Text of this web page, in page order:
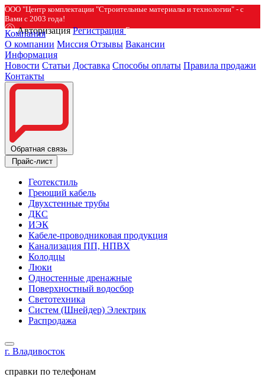
ООО "Центр комплектации "Строительные материалы и технологии" - с
Вами с 2003 года!
Авторизация Регистрация
Компания
О компании Миссия Отзывы Вакансии
Информация
Новости Статьи Доставка Способы оплаты Правила продажи
Контакты
Обратная связь
Прайс-лист
Геотекстиль
Греющий кабель
Двухстенные трубы
ДКС
ИЭК
Кабеле-проводниковая продукция
Канализация ПП, НПВХ
Колодцы
Люки
Одностенные дренажные
Поверхностный водосбор
Светотехника
Систем (Шнейдер) Электрик
Распродажа
г. Владивосток
справки по телефонам